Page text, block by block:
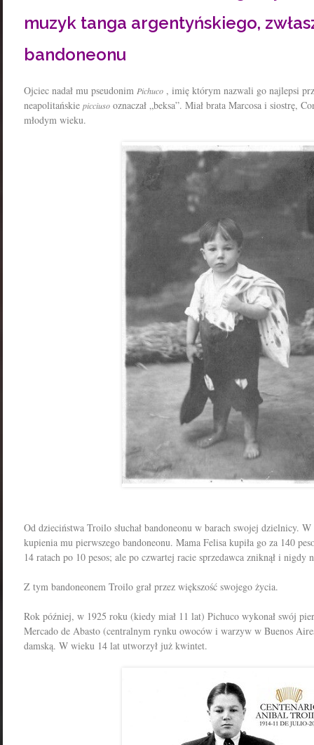
muzyk tanga argentyńskiego,
bandoneonu
Ojciec nadał mu pseudonim Pichuco , imię którym nazwali go najlepsi
neapolitańskie picciuso oznaczał „beksa”. Miał brata Marcosa i siostrę,
młodym wieku.
Od dzieciństwa Troilo słuchał bandoneonu w barach swojej dzielnicy. W
kupienia mu pierwszego bandoneonu. Mama Felisa kupiła go za 140
14 ratach po 10 pesos; ale po czwartej racie sprzedawca zniknął i nigdy
Z tym bandoneonem Troilo grał przez większość swojego życia.
Rok później, w 1925 roku (kiedy miał 11 lat) Pichuco wykonał swój
Mercado de Abasto (centralnym rynku owoców i warzyw w Buenos
damską. W wieku 14 lat utworzył już kwintet.